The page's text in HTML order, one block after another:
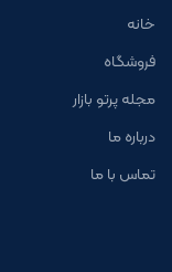
خانه
فروشگاه
مجله پرتو بازار
درباره ما
تماس با ما